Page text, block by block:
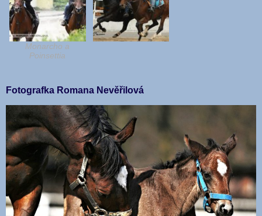
Monarcho a
Poinsettia
Fotografka Romana Nevěřilová